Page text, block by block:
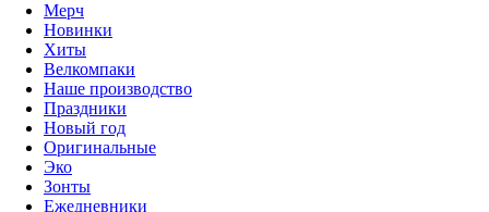
Мерч
Новинки
Хиты
Велкомпаки
Наше производство
Праздники
Новый год
Оригинальные
Эко
Зонты
Ежедневники